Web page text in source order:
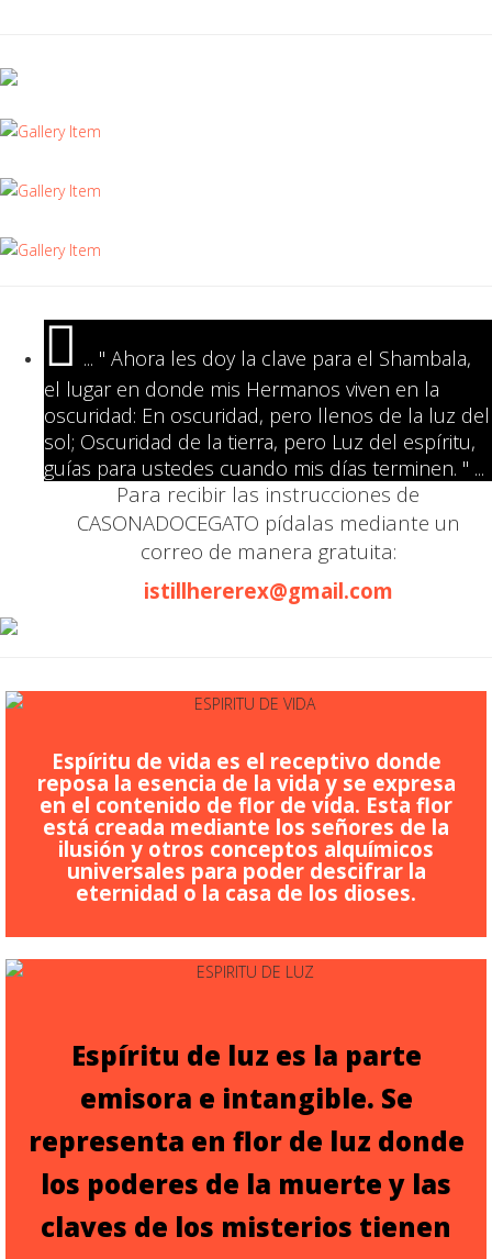
... " Ahora les doy la clave para el Shambala,
el lugar en donde mis Hermanos viven en la
oscuridad: En oscuridad, pero llenos de la luz del
sol; Oscuridad de la tierra, pero Luz del espíritu,
guías para ustedes cuando mis días terminen. " ...
Para recibir las instrucciones de
CASONADOCEGATO pídalas mediante un
correo de manera gratuita:
istillhererex@gmail.com
Espíritu de vida es el receptivo donde
reposa la esencia de la vida y se expresa
en el contenido de flor de vida. Esta flor
está creada mediante los señores de la
ilusión y otros conceptos alquímicos
universales para poder descifrar la
eternidad o la casa de los dioses.
Espíritu de luz es la parte
emisora e intangible. Se
representa en flor de luz donde
los poderes de la muerte y las
claves de los misterios tienen